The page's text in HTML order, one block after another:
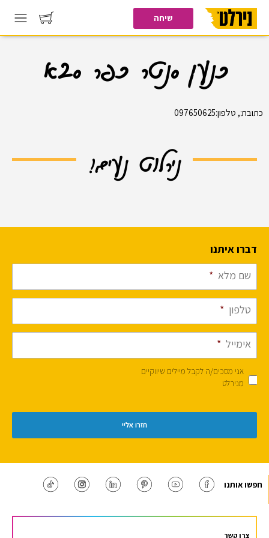
שיחה
כנען סנטר כפר סבא
כתובת:, טלפון:097650625
נירלוט נעים!
דברו איתנו
שם מלא *
טלפון *
אימייל *
אני מסכים/ה לקבל מיילים שיווקיים
מנירלט
חפשו אותנו
צרו קשר